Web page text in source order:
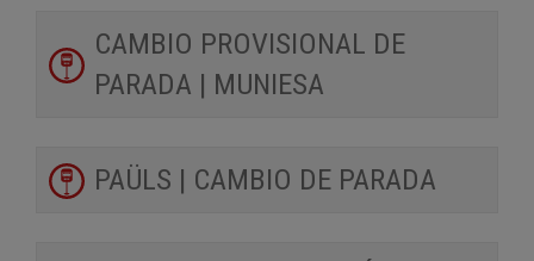
CAMBIO PROVISIONAL DE
PARADA | MUNIESA
PAÜLS | CAMBIO DE PARADA